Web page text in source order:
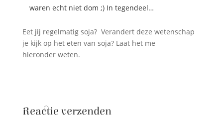
waren echt niet dom ;) In tegendeel…
Eet jij regelmatig soja? Verandert deze wetenschap
je kijk op het eten van soja? Laat het me
hieronder weten.
Reactie verzenden